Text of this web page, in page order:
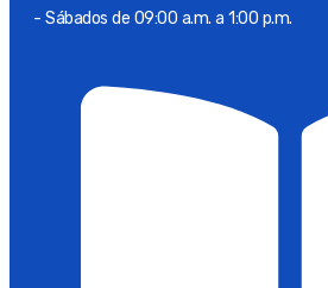
- Sábados de 09:00 a.m. a 1:00 p.m.